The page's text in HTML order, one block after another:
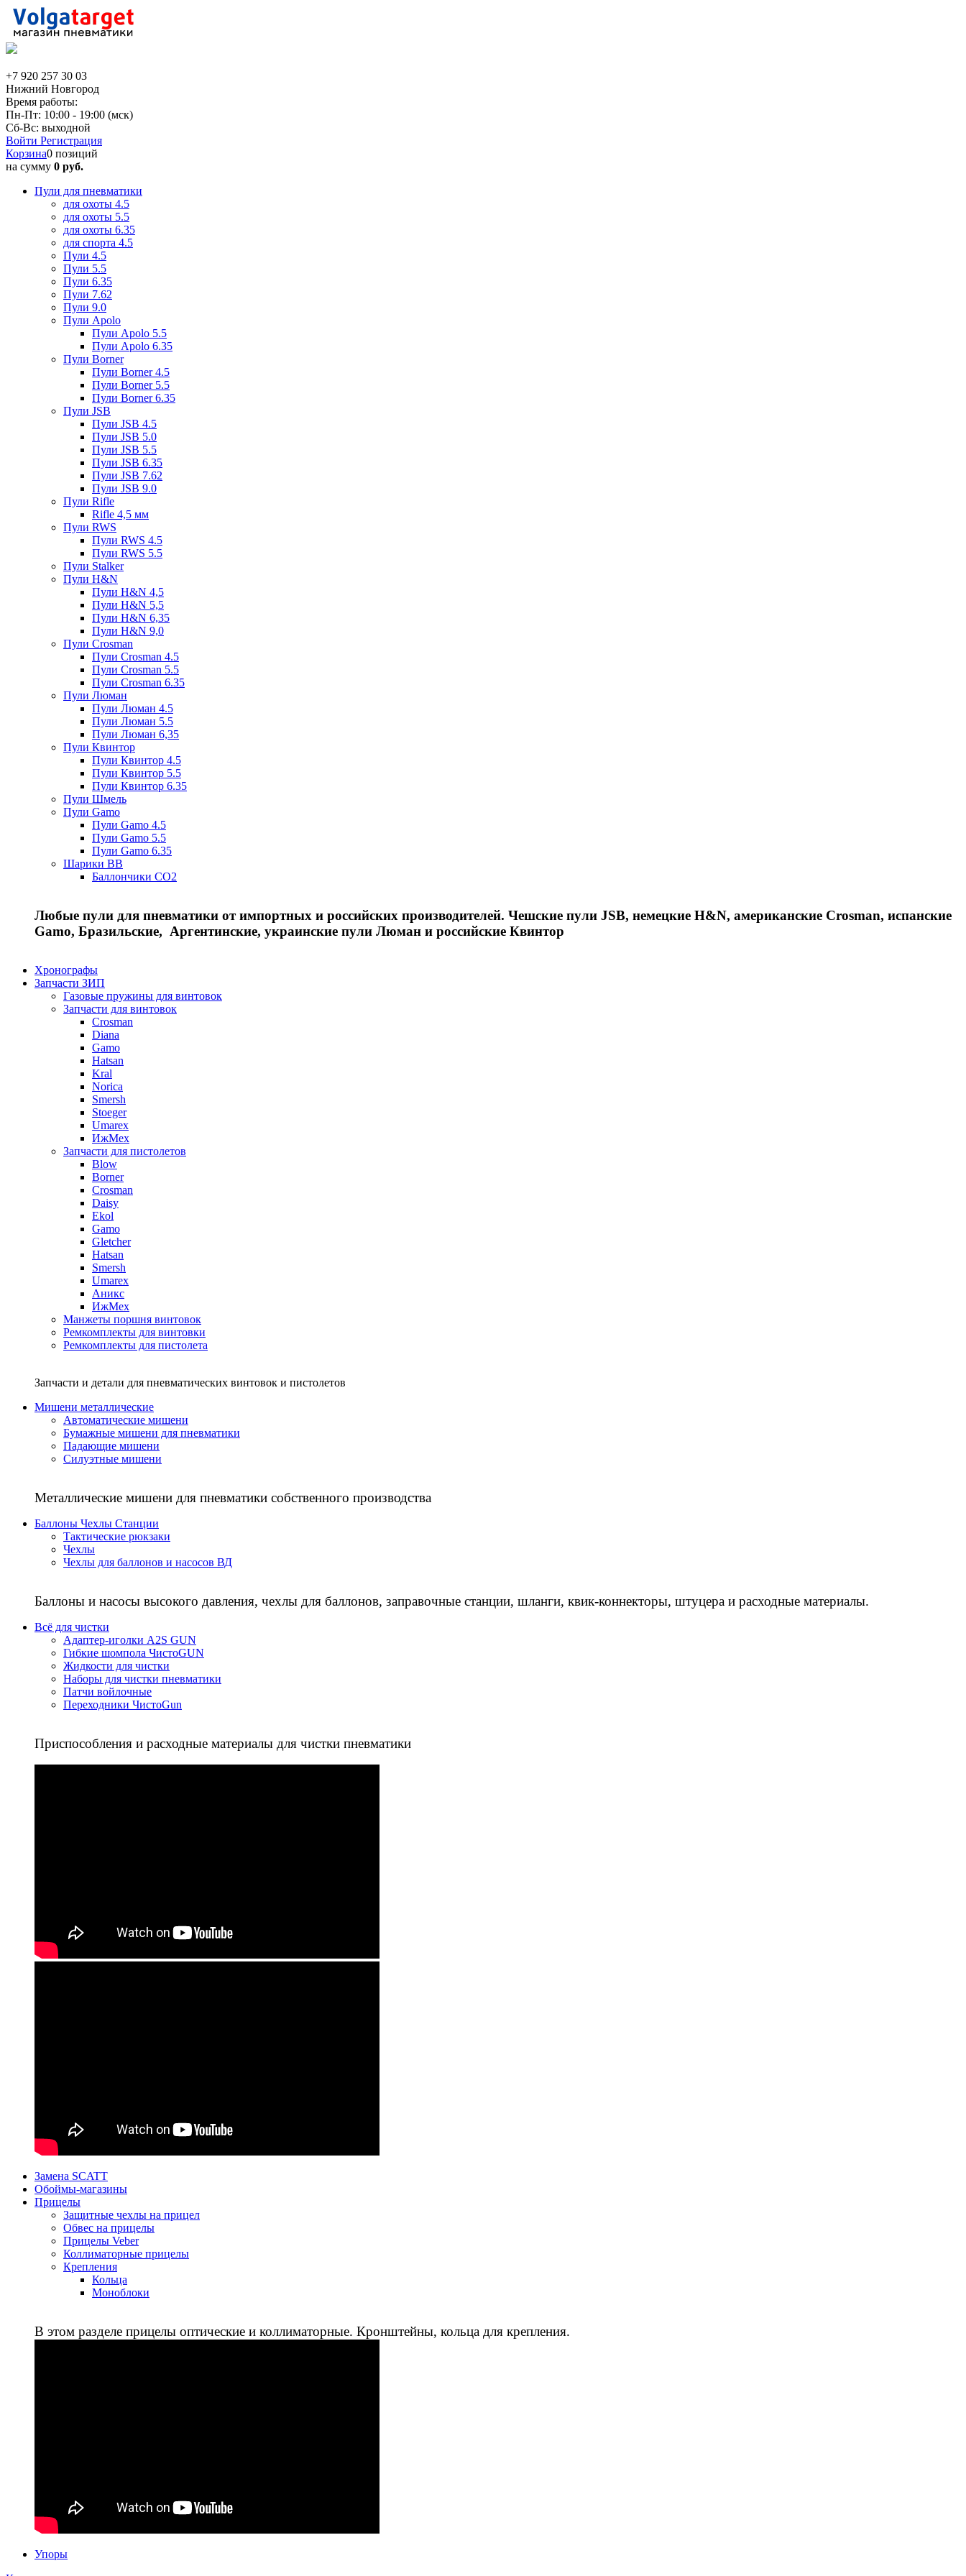
+7 920 257 30 03
Нижний Новгород
Время работы:
Пн-Пт: 10:00 - 19:00 (мск)
Сб-Вс: выходной
Войти Регистрация
Корзина0 позиций
на сумму 0 руб.
Пули для пневматики
для охоты 4.5
для охоты 5.5
для охоты 6.35
для спорта 4.5
Пули 4.5
Пули 5.5
Пули 6.35
Пули 7.62
Пули 9.0
Пули Apolo
Пули Apolo 5.5
Пули Apolo 6.35
Пули Borner
Пули Borner 4.5
Пули Borner 5.5
Пули Borner 6.35
Пули JSB
Пули JSB 4.5
Пули JSB 5.0
Пули JSB 5.5
Пули JSB 6.35
Пули JSB 7.62
Пули JSB 9.0
Пули Rifle
Rifle 4,5 мм
Пули RWS
Пули RWS 4.5
Пули RWS 5.5
Пули Stalker
Пули H&N
Пули H&N 4,5
Пули H&N 5,5
Пули H&N 6,35
Пули H&N 9,0
Пули Crosman
Пули Crosman 4.5
Пули Crosman 5.5
Пули Crosman 6.35
Пули Люман
Пули Люман 4.5
Пули Люман 5.5
Пули Люман 6,35
Пули Квинтор
Пули Квинтор 4.5
Пули Квинтор 5.5
Пули Квинтор 6.35
Пули Шмель
Пули Gamo
Пули Gamo 4.5
Пули Gamo 5.5
Пули Gamo 6.35
Шарики BB
Баллончики CO2
Любые пули для пневматики от импортных и российских производителей. Чешские пули JSB, немецкие H&N, американские Crosman, испанские
Gamo, Бразильские, Аргентинские, украинские пули Люман и российские Квинтор
Хронографы
Запчасти ЗИП
Газовые пружины для винтовок
Запчасти для винтовок
Crosman
Diana
Gamo
Hatsan
Kral
Norica
Smersh
Stoeger
Umarex
ИжМех
Запчасти для пистолетов
Blow
Borner
Crosman
Daisy
Ekol
Gamo
Gletcher
Hatsan
Smersh
Umarex
Аникс
ИжМех
Манжеты поршня винтовок
Ремкомплекты для винтовки
Ремкомплекты для пистолета
Запчасти и детали для пневматических винтовок и пистолетов
Мишени металлические
Автоматические мишени
Бумажные мишени для пневматики
Падающие мишени
Силуэтные мишени
Металлические мишени для пневматики собственного производства
Баллоны Чехлы Станции
Тактические рюкзаки
Чехлы
Чехлы для баллонов и насосов ВД
Баллоны и насосы высокого давления, чехлы для баллонов, заправочные станции, шланги, квик-коннекторы, штуцера и расходные материалы.
Всё для чистки
Адаптер-иголки A2S GUN
Гибкие шомпола ЧистоGUN
Жидкости для чистки
Наборы для чистки пневматики
Патчи войлочные
Переходники ЧистоGun
Приспособления и расходные материалы для чистки пневматики
Замена SCATT
Обоймы-магазины
Прицелы
Защитные чехлы на прицел
Обвес на прицелы
Прицелы Veber
Коллиматорные прицелы
Крепления
Кольца
Моноблоки
В этом разделе прицелы оптические и коллиматорные. Кронштейны, кольца для крепления.
Упоры